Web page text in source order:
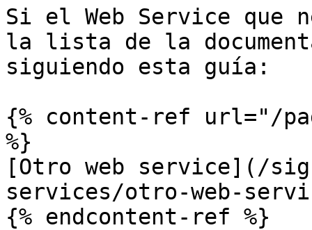
Si el Web Service que
la lista de la
siguiendo esta guía:
{% content-ref url="/
%}
[Otro web service](/
services/otro-web-
{% endcontent-ref %}